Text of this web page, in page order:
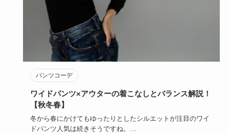
パンツコーデ
ワイドパンツ×アウターの着こなしとバランス解説！
【秋冬春】
冬から春にかけてもゆったりとしたシルエットが注目のワイ
ドパンツ人気は続きそうですね。